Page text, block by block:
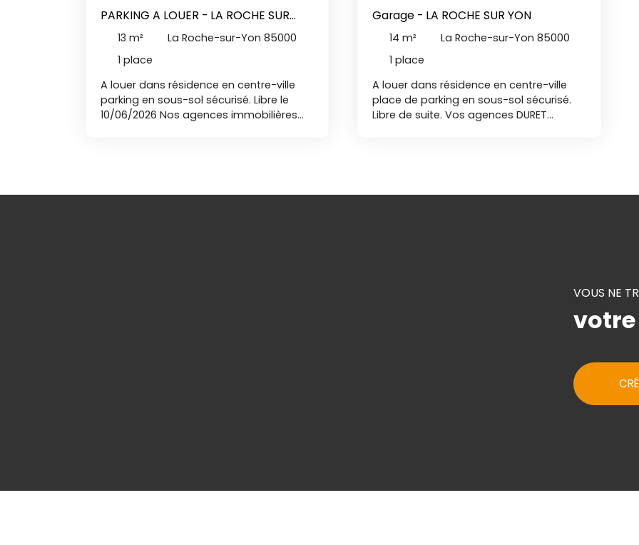
PARKING A LOUER - LA ROCHE SUR
YON
13 m²
La Roche-sur-Yon 85000
1 place
A louer dans résidence en centre-ville
parking en sous-sol sécurisé. Libre le
10/06/2026 Nos agences immobilières
Garage - LA ROCHE SUR YON
14m²
La Roche-sur-Yon 85000
1place
A louer dans résidence en centre-ville
place de parking en sous-sol sécurisé.
Libre de suite. Vos agences DURET
VOUS NE